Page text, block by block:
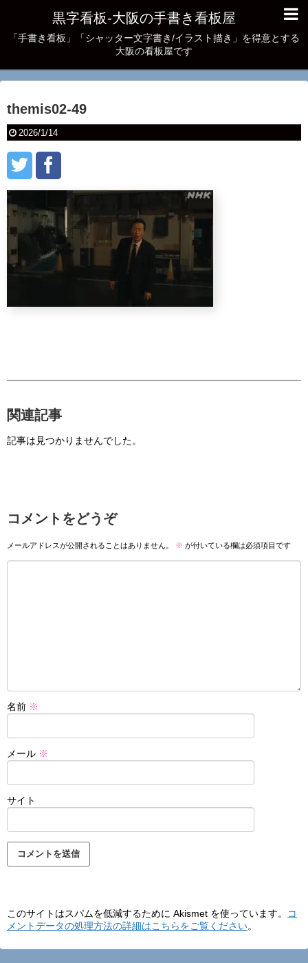
黒字看板‐大阪の手書き看板屋
「手書き看板」「シャッター文字書き/イラスト描き」を得意とする
大阪の看板屋です
themis02-49
2026/1/14
関連記事
記事は見つかりませんでした。
コメントをどうぞ
メールアドレスが公開されることはありません。 ※ が付いている欄は必須項目です
名前 ※
メール ※
サイト
このサイトはスパムを低減するために Akismet を使っています。
コ
メントデータの処理方法の詳細はこちらをご覧ください。